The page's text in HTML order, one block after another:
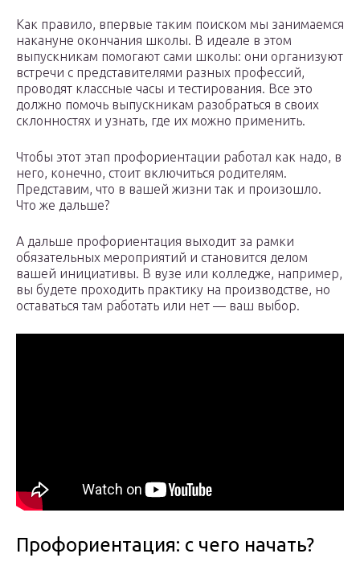
Как правило, впервые таким поиском мы занимаемся
накануне окончания школы. В идеале в этом
выпускникам помогают сами школы: они организуют
встречи с представителями разных профессий,
проводят классные часы и тестирования. Все это
должно помочь выпускникам разобраться в своих
склонностях и узнать, где их можно применить.
Чтобы этот этап профориентации работал как надо, в
него, конечно, стоит включиться родителям.
Представим, что в вашей жизни так и произошло.
Что же дальше?
А дальше профориентация выходит за рамки
обязательных мероприятий и становится делом
вашей инициативы. В вузе или колледже, например,
вы будете проходить практику на производстве, но
оставаться там работать или нет — ваш выбор.
Профориентация: с чего начать?